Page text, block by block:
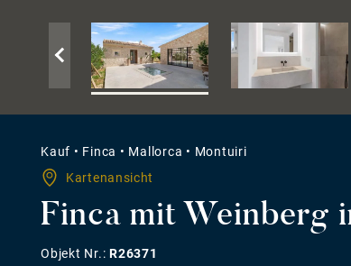
Kauf • Finca • Mallorca • Montuiri
Kartenansicht
Finca mit Weinberg
Objekt Nr.: R26371